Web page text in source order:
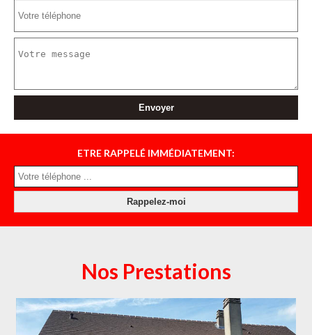
ETRE RAPPELÉ IMMÉDIATEMENT:
Nos Prestations